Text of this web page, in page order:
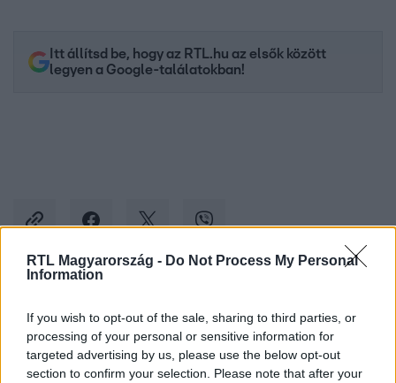
RTL Magyarország - Do Not Process My Personal
Information
If you wish to opt-out of the sale, sharing to third parties, or
processing of your personal or sensitive information for
targeted advertising by us, please use the below opt-out
section to confirm your selection. Please note that after your
Itt állítsd be, hogy az RTL.hu az elsők között
legyen a Google-találatokban!
Facebookon is!
Követem